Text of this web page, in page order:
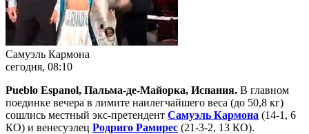
Самуэль Кармона
сегодня, 08:10
Pueblo Espanol, Пальма-де-Майорка, Испания. В главном
поединке вечера в лимите наилегчайшего веса (до 50,8 кг)
сошлись местный экс-претендент Самуэль Кармона (14-1, 6
КО) и венесуэлец Родриго Рамирес (21-3-2, 13 КО).